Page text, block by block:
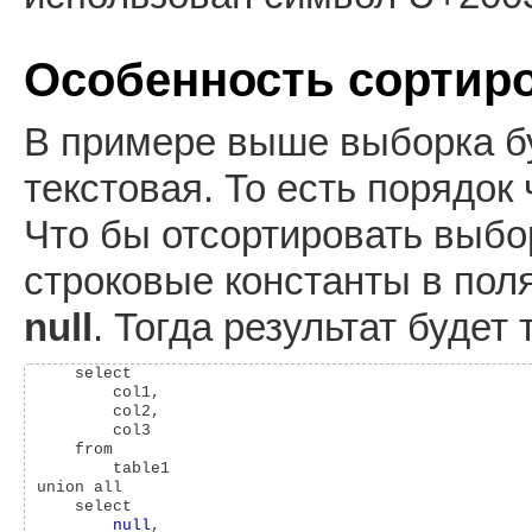
Особенность
В примере выше выборка
текстовая. То есть
Что бы отсортировать
строковые константы в
null . Тогда результат будет
    select
        col1,
        col2,
        col3
    from
        table1
union all
    select
null ,